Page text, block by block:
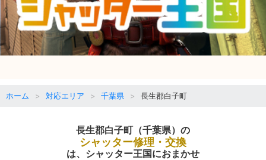
ホーム 対応エリア 千葉県 長生郡白子町
長生郡白子町（千葉県）の
シャッター修理・交換
は、シャッター王国におまかせ